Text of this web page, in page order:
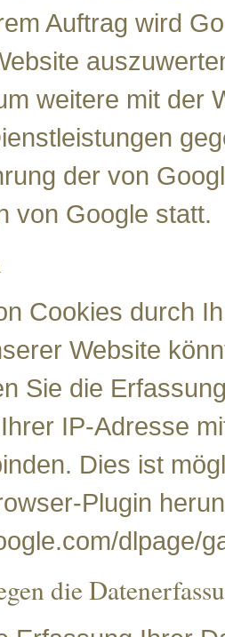
Auftrag wird
weitere mit der
der von
von Google statt.
Cookies durch
Website
Sie die
IP-Adresse
Dies ist
Plugin
dlpage/
die